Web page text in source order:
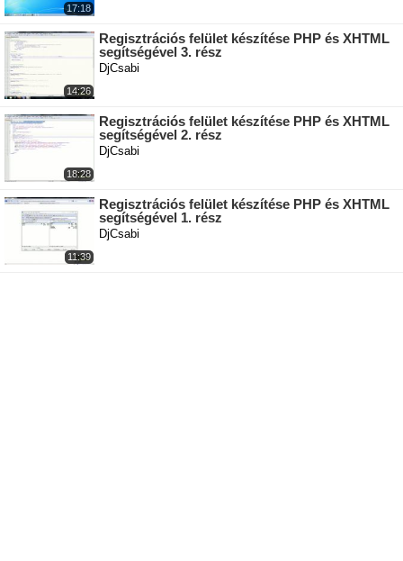
17:18
14:26
Regisztrációs felület készítése PHP és XHTML
segítségével 3. rész
DjCsabi
18:28
Regisztrációs felület készítése PHP és XHTML
segítségével 2. rész
DjCsabi
11:39
Regisztrációs felület készítése PHP és XHTML
segítségével 1. rész
DjCsabi